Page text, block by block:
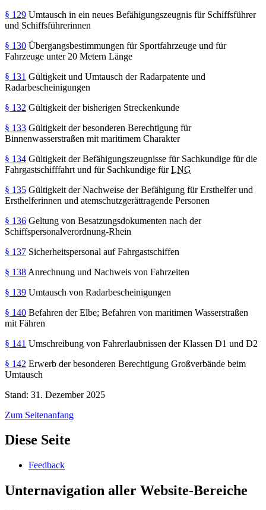
§ 129 Umtausch in ein neues Befähigungszeugnis für Schiffsführer
und Schiffsführerinnen
§ 130 Übergangsbestimmungen für Sportfahrzeuge und für
Fahrzeuge unter 20 Metern Länge
§ 131 Gültigkeit und Umtausch der Radarpatente und
Radarbescheinigungen
§ 132 Gültigkeit der bisherigen Streckenkunde
§ 133 Gültigkeit der besonderen Berechtigung für
Binnenwasserstraßen mit maritimem Charakter
§ 134 Gültigkeit der Befähigungszeugnisse für Sachkundige für die
Fahrgastschifffahrt und für Sachkundige fürLNG
§ 135 Gültigkeit der Nachweise der Befähigung für Ersthelfer und
Ersthelferinnen und atemschutzgerättragende Personen
§ 136 Geltung von Besatzungsdokumenten nach der
Schiffspersonalverordnung-Rhein
§ 137 Sicherheitspersonal auf Fahrgastschiffen
§ 138 Anrechnung und Nachweis von Fahrzeiten
§ 139 Umtausch von Radarbescheinigungen
§ 140 Befahren der Elbe; Befahren von maritimen Wasserstraßen
mit Fähren
§ 141 Umschreibung von Fahrerlaubnissen der Klassen D1 und D2
§ 142 Erwerb der besonderen Berechtigung Großverbände beim
Umtausch
Stand: 31. Dezember 2025
Zum Seitenanfang
Diese Seite
Feedback
Unternavigation aller Website-Bereiche